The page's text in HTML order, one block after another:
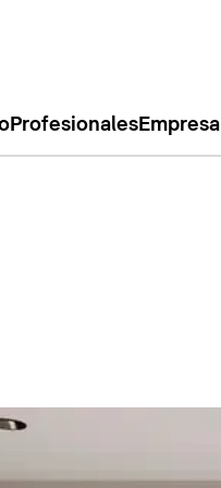
ProfesionalesEmpresa